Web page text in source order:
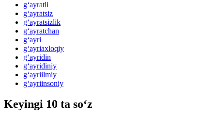
g‘ayratli
g‘ayratsiz
g‘ayratsizlik
g‘ayratchan
g‘ayri
g‘ayriaxloqiy
g‘ayridin
g‘ayridiniy
g‘ayriilmiy
g‘ayriinsoniy
Keyingi 10 ta so‘z